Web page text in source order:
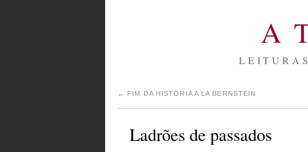
A
← FIM DA HISTÓRIA A LA BERNSTEIN
Ladrões de passados